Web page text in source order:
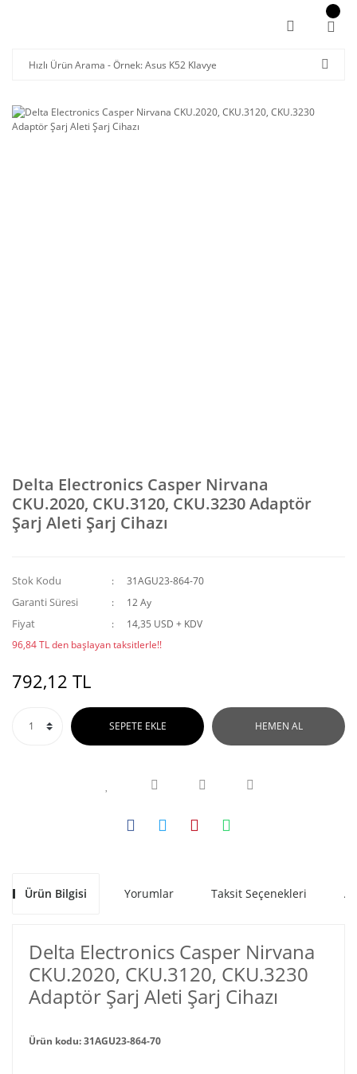
Delta Electronics Casper Nirvana
CKU.2020, CKU.3120, CKU.3230 Adaptör
Şarj Aleti Şarj Cihazı
Stok Kodu 31AGU23-864-70
Garanti Süresi 12 Ay
Fiyat
14,35 USD + KDV
96,84 TL den başlayan taksitlerle!!
792,12 TL
SEPETE EKLE HEMEN AL
Ürün Bilgisi Yorumlar Taksit Seçenekleri
Delta Electronics Casper Nirvana
CKU.2020, CKU.3120, CKU.3230
Adaptör Şarj Aleti Şarj Cihazı
Ürün kodu: 31AGU23-864-70